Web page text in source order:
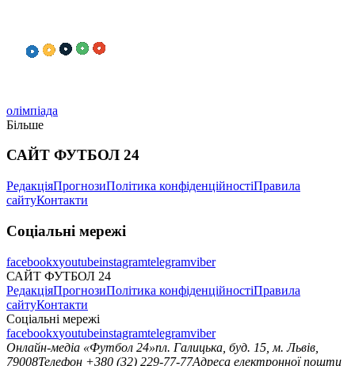
олімпіада
Більше
САЙТ ФУТБОЛ 24
РедакціяПрогнозиПолітика конфіденційностіПравила
сайтуКонтакти
Соціальні мережі
facebookxyoutubeinstagramtelegramviber
САЙТ ФУТБОЛ 24
РедакціяПрогнозиПолітика конфіденційностіПравила
сайтуКонтакти
Соціальні мережі
facebookxyoutubeinstagramtelegramviber
Онлайн-медіа «Футбол 24»пл. Галицька, буд. 15, м. Львів,
79008Телефон +380 (32) 229-77-77Адреса електронної пошти